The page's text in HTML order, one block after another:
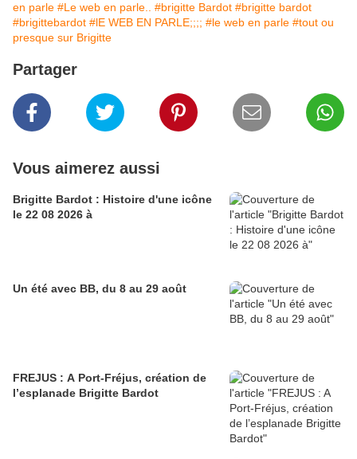
en parle #Le web en parle.. #brigitte Bardot #brigitte bardot
#brigittebardot #lE WEB EN PARLE;;;; #le web en parle #tout ou
presque sur Brigitte
Partager
Vous aimerez aussi
Brigitte Bardot : Histoire d'une icône
le 22 08 2026 à
Un été avec BB, du 8 au 29 août
FREJUS : A Port-Fréjus, création de
l’esplanade Brigitte Bardot